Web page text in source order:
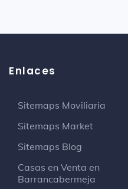
Enlaces
Sitemaps Moviliaria
Sitemaps Market
Sitemaps Blog
Casas en Venta en
Barrancabermeja